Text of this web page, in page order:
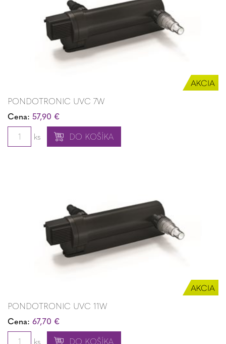
PONDOTRONIC UVC 7W
Cena: 57,90 €
ks
DO KOŠÍKA
PONDOTRONIC UVC 11W
Cena: 67,70 €
ks
DO KOŠÍKA